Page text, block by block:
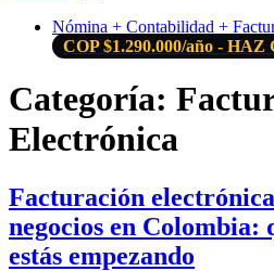
Nómina + Contabilidad +
COP $1.290.000/año - HAZ
Categoría:
Electrónica
Facturación
negocios en Colombia:
estás empezando